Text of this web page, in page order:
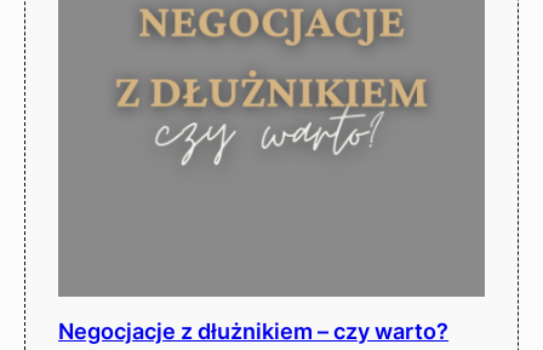
Negocjacje z dłużnikiem – czy warto?